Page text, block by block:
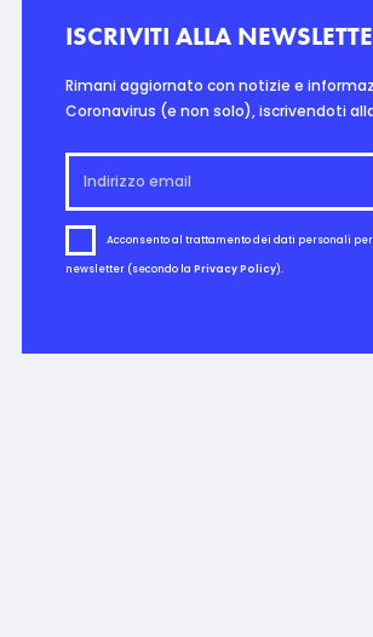
ISCRIVITI ALLA
Rimani aggiornato con notizie e
Coronavirus (e non solo), iscrivendoti
Acconsento al trattamento dei dati personali
newsletter (secondo la Privacy Policy).